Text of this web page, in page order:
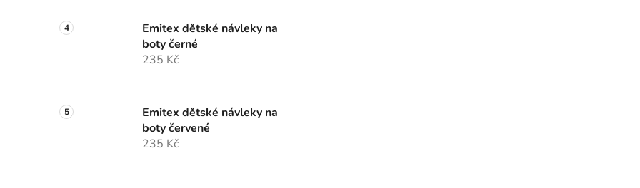
Emitex dětské návleky na
boty černé
235 Kč
Emitex dětské návleky na
boty červené
235 Kč